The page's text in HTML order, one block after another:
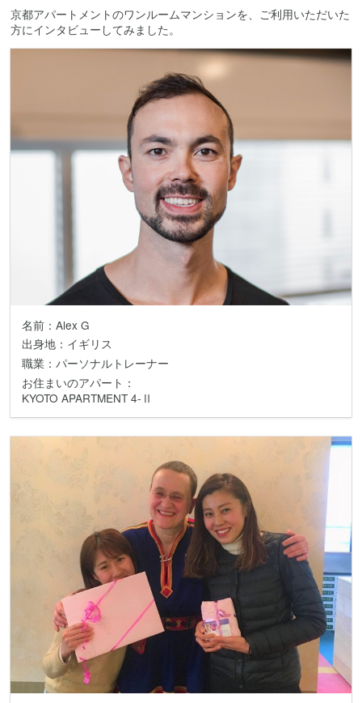
京都アパートメントのワンルームマンションを、ご利用いただいた
方にインタビューしてみました。
名前：Alex G
出身地：イギリス
職業：パーソナルトレーナー
お住まいのアパート：
KYOTO APARTMENT 4-Ⅱ